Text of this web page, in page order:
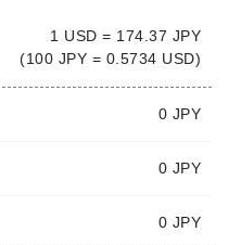
1 USD = 174.37 JPY
(100 JPY = 0.5734 USD)
0 JPY
0 JPY
0 JPY